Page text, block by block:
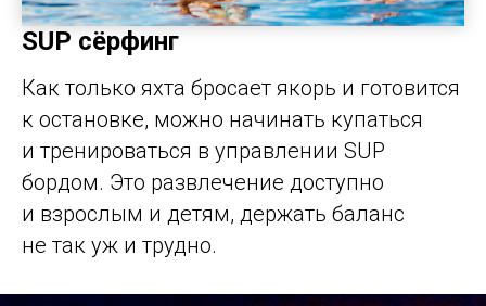
SUP сёрфинг
Как только яхта бросает якорь и готовится
к остановке, можно начинать купаться
и тренироваться в управлении SUP
бордом. Это развлечение доступно
и взрослым и детям, держать баланс
не так уж и трудно.